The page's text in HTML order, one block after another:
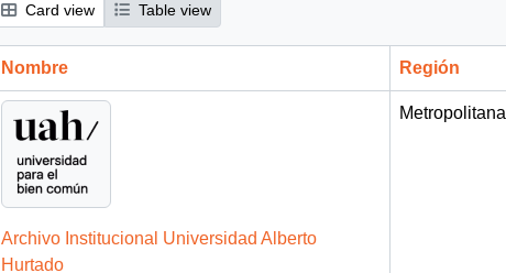
Card view Table view
Nombre Región
Archivo Institucional Universidad Alberto
Hurtado
Metropolitana